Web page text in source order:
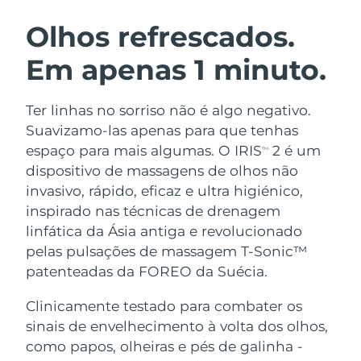
Olhos refrescados.
Em apenas 1 minuto.
Ter linhas no sorriso não é algo negativo.
Suavizamo-las apenas para que tenhas
espaço para mais algumas. O IRISTM
2 é um
dispositivo de massagens de olhos não
invasivo, rápido, eficaz e ultra higiénico,
inspirado nas técnicas de drenagem
linfática da Ásia antiga e revolucionado
pelas pulsações de massagem T-Sonic™
patenteadas da FOREO da Suécia.
Clinicamente testado para combater os
sinais de envelhecimento à volta dos olhos,
como papos, olheiras e pés de galinha -
LUNA™ 4 kit
Anti-aging massage
LUNA™ 4 Plus
Massage, LED heating
For men, anti-aging massage
BEAR™ 2 kit
Microcurrent toning
BEAR™ 2 go
Microcurrent toning on-the-go
Microcurrent line smoothing device
Hidratação
UFO™ 3 kit
Deep facial hydration
UFO™ 3 LED
Near-infrared and red light therapy
device
Cuidado oral
issa™ 4
Hybrid silicone sonic toothbrush
issa™ 4 plus
Smart hybrid silicone sonic toothbrush
TRATAMENTO ANTIENVELHECIMENTO
FAQ™
Antienvelhecimento Tratamentos LED
Áustria Entrega prevista
Barein Entrega prevista8/10/26
Bélgica
Bermudas Entrega prevista8/15/26
Bósnia e
Herzegovina
Entrega prevista
Brunei Entrega prevista8/14/26
Bulgária Entrega prevista
Canadá Entrega prevista8/13/26
Chile Entrega prevista 8/13/26